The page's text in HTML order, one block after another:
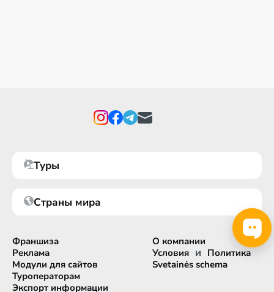
Туры
Страны мира
Франшиза
Реклама
Модули для сайтов
Туроператорам
Экспорт информации
О компании
Условия и Политика
Svetainės schema